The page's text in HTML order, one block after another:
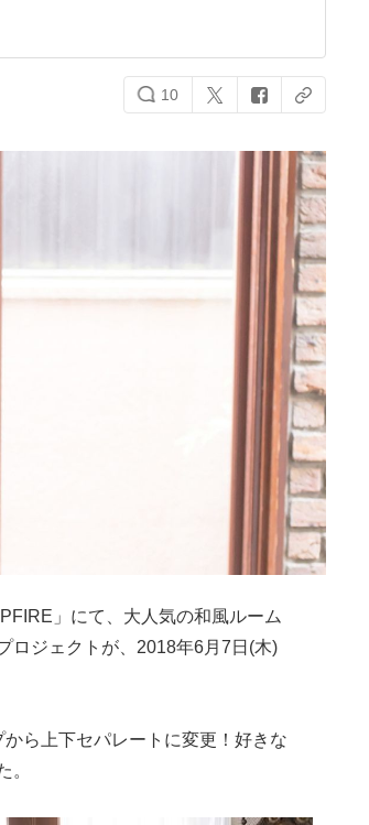
10
」にて、大人気の和風ルーム
ロジェクトが、2018年6月7日(木)
ら上下セパレートに変更！好きな
。